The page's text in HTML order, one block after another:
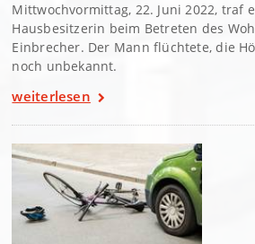
Mittwochvormittag, 22. Juni 2022, traf
Hausbesitzerin beim Betreten des
Einbrecher. Der Mann flüchtete, die
noch unbekannt.
weiterlesen